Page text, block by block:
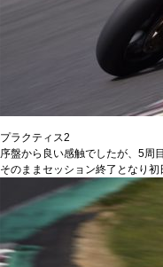
プラクティス2
序盤から良い感触でしたが、5周
そのままセッション終了となり初